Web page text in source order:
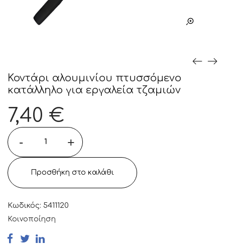
Κοντάρι αλουμινίου πτυσσόμενο
κατάλληλο για εργαλεία τζαμιών
7,40 €
- +
Προσθήκη στο καλάθι
Κωδικός: 5411120
Κοινοποίηση